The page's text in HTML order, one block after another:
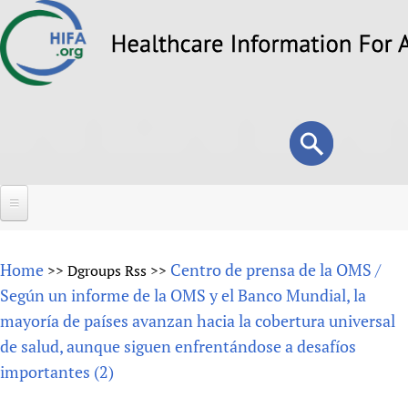
to
Search
form
Search
About
Overview
Why HIFA is needed
Vision and Strategy
Forums
HIFA (Healthcare Information For All)
Projects
Home >> Dgroups Rss >> Centro de prensa de la OMS /
Según un informe de la OMS y el Banco Mundial, la
mayoría de países avanzan hacia la cobertura universal
de salud, aunque siguen enfrentándose a desafíos
importantes (2)